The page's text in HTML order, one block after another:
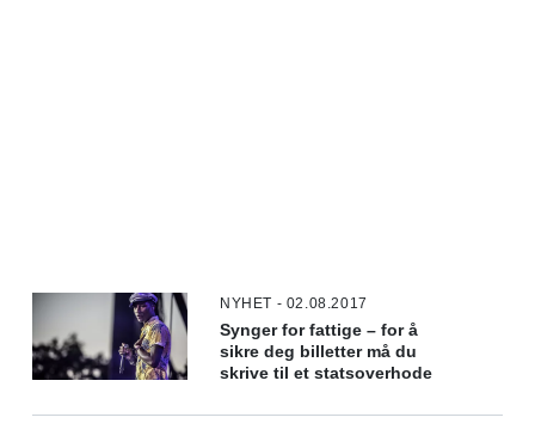
NYHET - 02.08.2017
Synger for fattige – for å
sikre deg billetter må du
skrive til et statsoverhode